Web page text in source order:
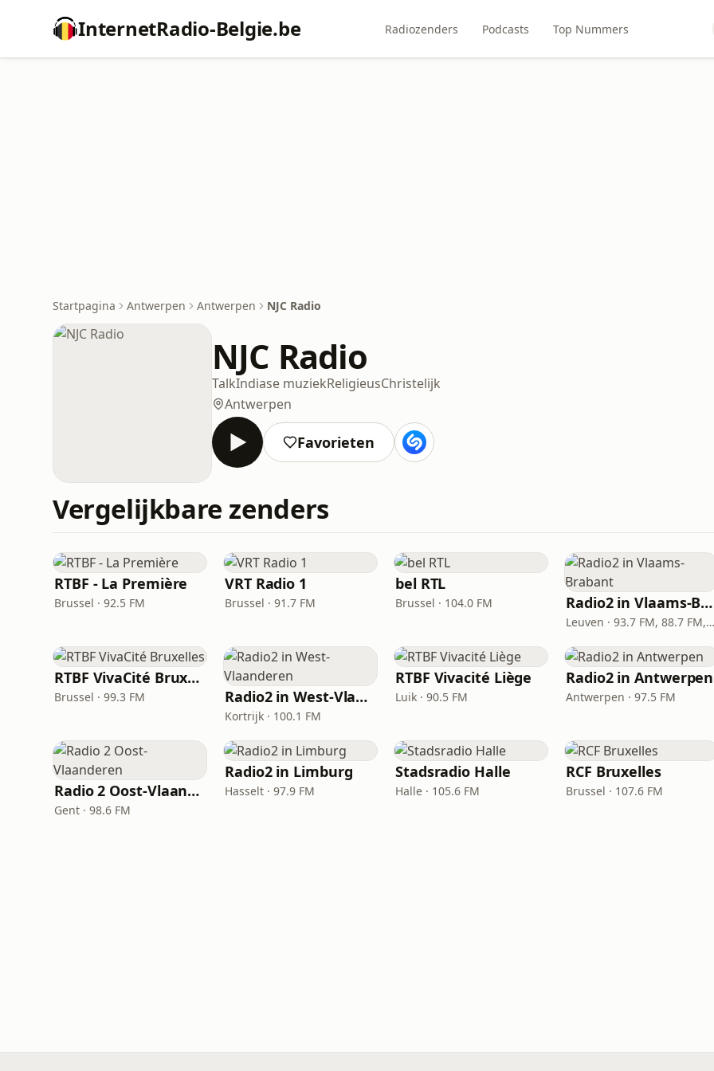
InternetRadio-Belgie.be Radiozenders Podcasts Top Nummers
Startpagina Antwerpen Antwerpen NJC Radio
NJC Radio
TalkIndiase muziekReligieusChristelijk
Antwerpen
Favorieten
Vergelijkbare zenders
RTBF - La Première
Brussel · 92.5 FM
VRT Radio 1
Brussel · 91.7 FM
bel RTL
Brussel · 104.0 FM Radio2 in Vlaams-Brabant
Leuven · 93.7 FM, 88.7 FM, 92.4 FM
RTBF VivaCité Bruxelles
Brussel · 99.3 FM Radio2 in West-Vlaanderen
Kortrijk · 100.1 FM
RTBF Vivacité Liège
Luik · 90.5 FM
Radio2 in Antwerpen
Antwerpen · 97.5 FM
Radio 2 Oost-Vlaanderen
Gent · 98.6 FM
Radio2 in Limburg
Hasselt · 97.9 FM
Stadsradio Halle
Halle · 105.6 FM
RCF Bruxelles
Brussel · 107.6 FM